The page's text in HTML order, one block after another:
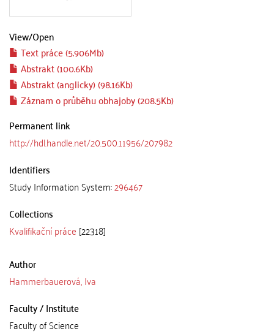
View/Open
Text práce (5.906Mb)
Abstrakt (100.6Kb)
Abstrakt (anglicky) (98.16Kb)
Záznam o průběhu obhajoby (208.5Kb)
Permanent link
http://hdl.handle.net/20.500.11956/207982
Identifiers
Study Information System:296467
Collections
Kvalifikační práce [22318]
Author
Hammerbauerová, Iva
Faculty / Institute
Faculty of Science